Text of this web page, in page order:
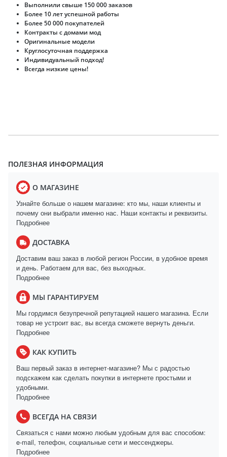
Выполнили свыше 150 000 заказов
Более 10 лет успешной работы
Более 50 000 покупателей
Контракты с домами мод
Оригинальные модели
Круглосуточная поддержка
Индивидуальный подход!
Всегда низкие цены!
ПОЛЕЗНАЯ ИНФОРМАЦИЯ
О МАГАЗИНЕ
Узнайте больше о нашем магазине: кто мы, наши клиенты и
почему они выбрали именно нас. Наши контакты и реквизиты.
Подробнее
ДОСТАВКА
Доставим ваш заказ в любой регион России, в удобное время
и день. Работаем для вас, без выходных.
Подробнее
МЫ ГАРАНТИРУЕМ
Мы гордимся безупречной репутацией нашего магазина. Если
товар не устроит вас, вы всегда сможете вернуть деньги.
Подробнее
КАК КУПИТЬ
Ваш первый заказ в интернет-магазине? Мы с радостью
подскажем как сделать покупки в интернете простыми и
удобными.
Подробнее
ВСЕГДА НА СВЯЗИ
Связаться с нами можно любым удобным для вас способом:
e-mail, телефон, социальные сети и мессенджеры.
Подробнее